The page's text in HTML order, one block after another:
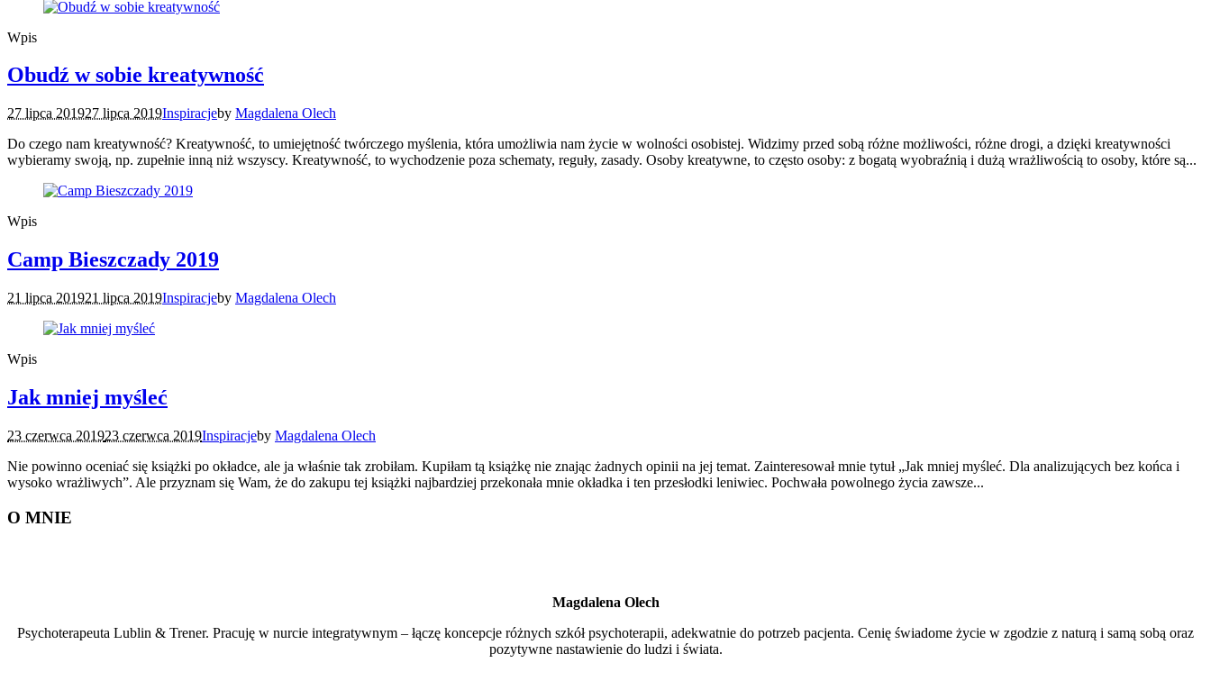
Wpis
Obudź w sobie kreatywność
27 lipca 201927 lipca 2019Inspiracjeby Magdalena Olech
Do czego nam kreatywność? Kreatywność, to umiejętność twórczego myślenia, która umożliwia nam życie w wolności osobistej. Widzimy przed sobą różne możliwości, różne drogi, a dzięki kreatywności
wybieramy swoją, np. zupełnie inną niż wszyscy. Kreatywność, to wychodzenie poza schematy, reguły, zasady. Osoby kreatywne, to często osoby: z bogatą wyobraźnią i dużą wrażliwością to osoby, które są...
Wpis
Camp Bieszczady 2019
21 lipca 201921 lipca 2019Inspiracjeby Magdalena Olech
Wpis
Jak mniej myśleć
23 czerwca 201923 czerwca 2019Inspiracjeby Magdalena Olech
Nie powinno oceniać się książki po okładce, ale ja właśnie tak zrobiłam. Kupiłam tą książkę nie znając żadnych opinii na jej temat. Zainteresował mnie tytuł „Jak mniej myśleć. Dla analizujących bez końca i
wysoko wrażliwych”. Ale przyznam się Wam, że do zakupu tej książki najbardziej przekonała mnie okładka i ten przesłodki leniwiec. Pochwała powolnego życia zawsze...
O MNIE
Magdalena Olech
Psychoterapeuta Lublin & Trener. Pracuję w nurcie integratywnym – łączę koncepcje różnych szkół psychoterapii, adekwatnie do potrzeb pacjenta. Cenię świadome życie w zgodzie z naturą i samą sobą oraz
pozytywne nastawienie do ludzi i świata.